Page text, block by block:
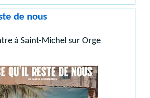
de nous
à Saint-Michel sur Orge